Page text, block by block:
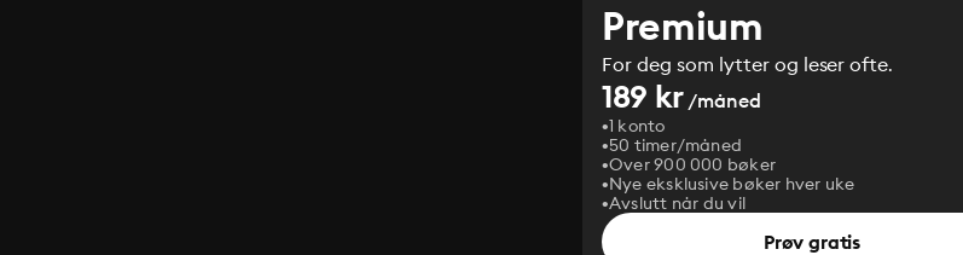
Premium
For deg som lytter og leser ofte.
189 kr/måned
1 konto
50 timer/måned
Over 900 000 bøker
Nye eksklusive bøker hver uke
Avslutt når du vil
Prøv gratis